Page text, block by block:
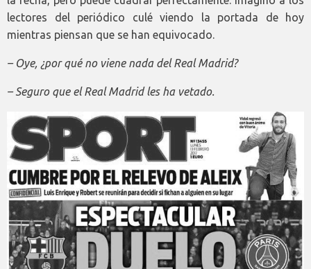
lectores del periódico culé viendo la portada de hoy
mientras piensan que se han equivocado.
– Oye, ¿por qué no viene nada del Real Madrid?
– Seguro que el Real Madrid les ha vetado.